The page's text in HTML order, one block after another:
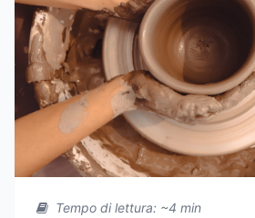
Tempo di lettura: ~4 min